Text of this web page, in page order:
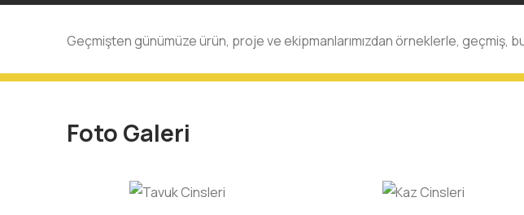
Geçmişten günümüze ürün, proje ve ekipmanlarımızdan örneklerle, geçmiş,
Foto Galeri